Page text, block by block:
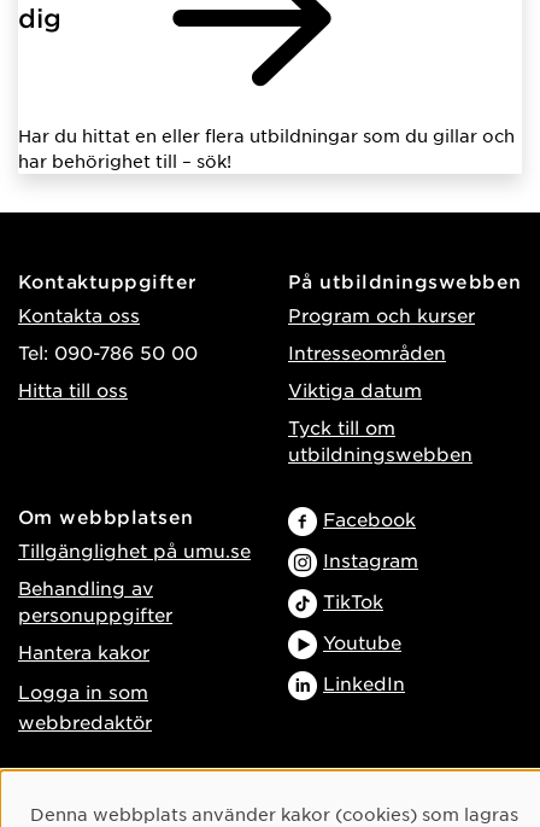
dig
Har du hittat en eller flera utbildningar som du gillar och
har behörighet till – sök!
Kontaktuppgifter
Kontakta oss
Tel: 090-786 50 00
Hitta till oss
På utbildningswebben
Program och kurser
Intresseområden
Viktiga datum
Tyck till om
utbildningswebben
Om webbplatsen
Tillgänglighet på umu.se
Behandling av
personuppgifter
Hantera kakor
Logga in som
webbredaktör
Facebook
Instagram
TikTok
Youtube
LinkedIn
Cookie-samtycke
Denna webbplats använder kakor (cookies) som lagras